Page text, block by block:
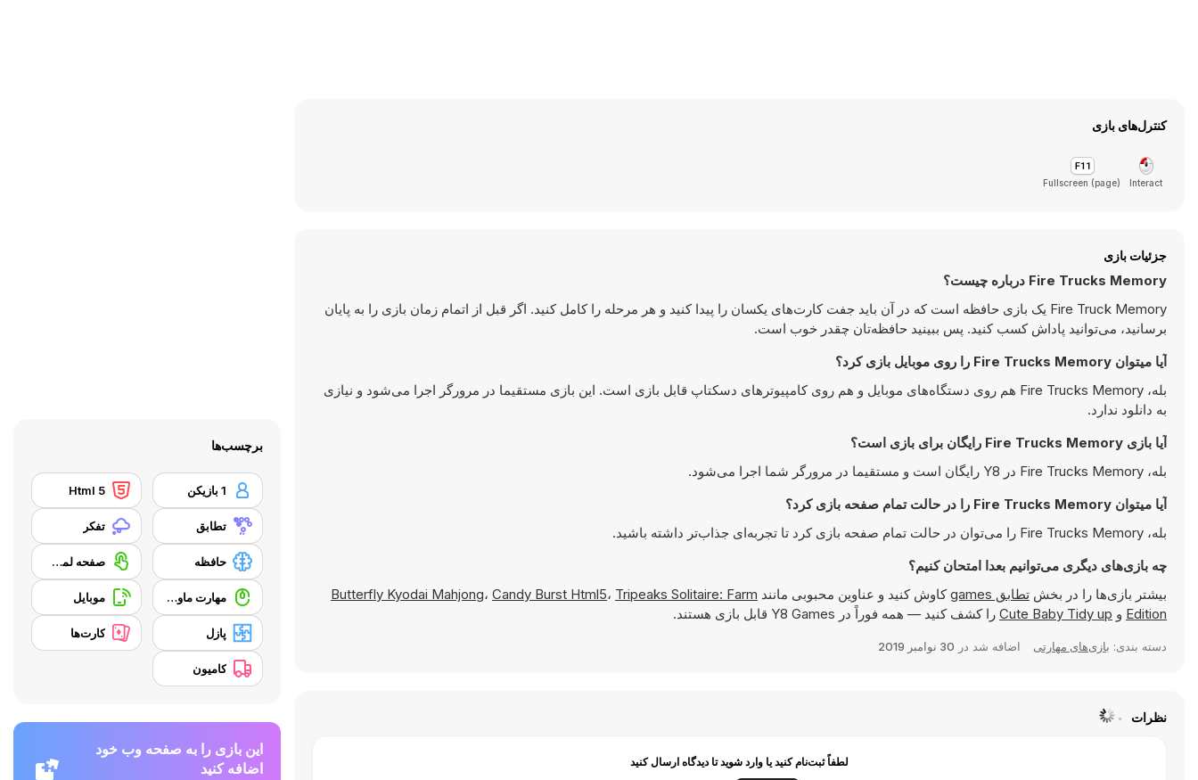
کنترل‌های بازی
Interact
Fullscreen (page)
جزئیات بازی
Fire Trucks Memory درباره چیست؟
Fire Truck Memory یک بازی حافظه است که در آن باید جفت کارت‌های یکسان را پیدا کنید و هر مرحله را کامل کنید. اگر قبل از اتمام زمان بازی را به پایان
برسانید، می‌توانید پاداش کسب کنید. پس ببینید حافظه‌تان چقدر خوب است.
آیا میتوان Fire Trucks Memory را روی موبایل بازی کرد؟
بله، Fire Trucks Memory هم روی دستگاه‌های موبایل و هم روی کامپیوترهای دسکتاپ قابل بازی است. این بازی مستقیما در مرورگر اجرا می‌شود و نیازی
به دانلود ندارد.
آیا بازی Fire Trucks Memory رایگان برای بازی است؟
بله، Fire Trucks Memory در Y8 رایگان است و مستقیما در مرورگر شما اجرا می‌شود.
آیا میتوان Fire Trucks Memory را در حالت تمام صفحه بازی کرد؟
بله، Fire Trucks Memory را می‌توان در حالت تمام صفحه بازی کرد تا تجربه‌ای جذاب‌تر داشته باشید.
چه بازی‌های دیگری می‌توانیم بعدا امتحان کنیم؟
بیشتر بازی‌ها را در بخش تطابق games کاوش کنید و عناوین محبوبی مانند Butterfly Kyodai Mahjong، Candy Burst Html5، Tripeaks Solitaire: Farm
Edition و Cute Baby Tidy up را کشف کنید — همه فوراً در Y8 Games قابل بازی هستند.
دسته بندی: بازی‌های مهارتی اضافه شد در 30 نوامبر 2019
نظرات
لطفاً ثبت‌نام کنید یا وارد شوید تا دیدگاه ارسال کنید
برچسب‌ها
1 بازیکن Html 5
تطابق تفکر
حافظه صفحه لمسی
مهارت ماوس موبایل
پازل کارت‌ها
کامیون
این بازی را به صفحه وب خود
اضافه کنید